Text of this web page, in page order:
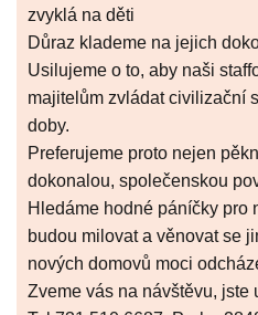
zvyklá na děti
Důraz klademe na jejich
Usilujeme o to, aby naši
majitelům zvládat civilizační
doby.
Preferujeme proto nejen
dokonalou, společenskou
Hledáme hodné páníčky pro
budou milovat a věnovat se
nových domovů moci
Zveme vás na návštěvu, jste